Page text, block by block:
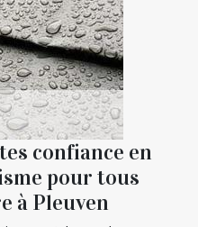
confiance en
pour tous
à Pleuven